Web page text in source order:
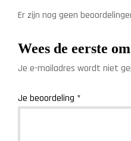
Er zijn nog geen
Wees de eerste
Je e-mailadres wordt niet
Je beoordeling *